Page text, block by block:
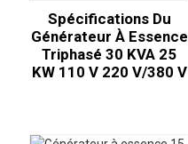
Spécifications Du
Générateur À Essence
Triphasé 30 KVA 25
KW 110 V 220 V/380 V